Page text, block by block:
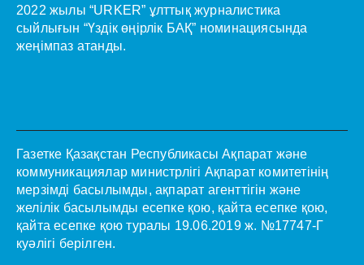
2022 жылы “URKER” ұлттық журналистика
сыйлығын “Үздік өңірлік БАҚ” номинациясында
жеңімпаз атанды.
Газетке Қазақстан Республикасы Ақпарат және
коммуникациялар министрлігі Ақпарат комитетінің
мерзімді басылымды, ақпарат агенттігін және
желілік басылымды есепке қою, қайта есепке қою,
қайта есепке қою туралы 19.06.2019 ж. №17747-Г
куәлігі берілген.